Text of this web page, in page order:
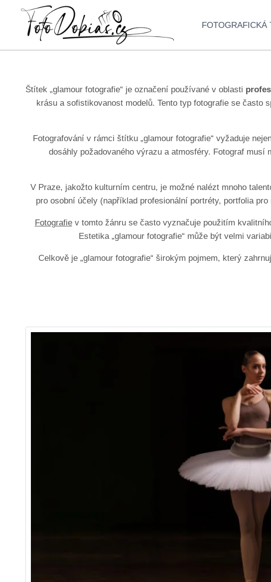
FOTOGRAFICKÁ
Štítek „glamour fotografie“ je označení používané v oblasti
krásu a sofistikovanost modelů. Tento typ fotografie se
Fotografování v rámci štítku „glamour fotografie“ vyžaduje
dosáhly požadovaného výrazu a atmosféry. Fotograf
V Praze, jakožto kulturním centru, je možné nalézt mnoho
pro osobní účely (například profesionální portréty, portfolia
Fotografiev tomto žánru se často vyznačuje použitím
Estetika „glamour fotografie“ může být velmi
Celkově je „glamour fotografie“ širokým pojmem, který